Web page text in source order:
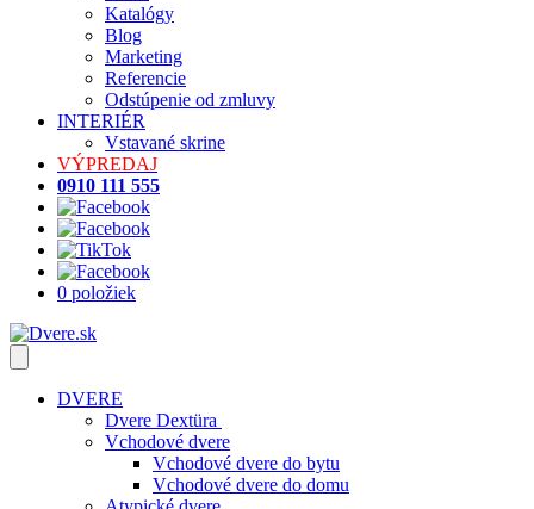
Katalógy
Blog
Marketing
Referencie
Odstúpenie od zmluvy
INTERIÉR
Vstavané skrine
VÝPREDAJ
0910 111 555
0 položiek
DVERE
Dvere Dextüra
Vchodové dvere
Vchodové dvere do bytu
Vchodové dvere do domu